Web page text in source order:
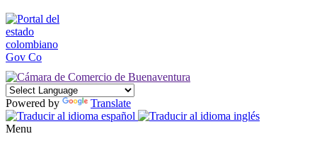
Powered by Translate
Menu